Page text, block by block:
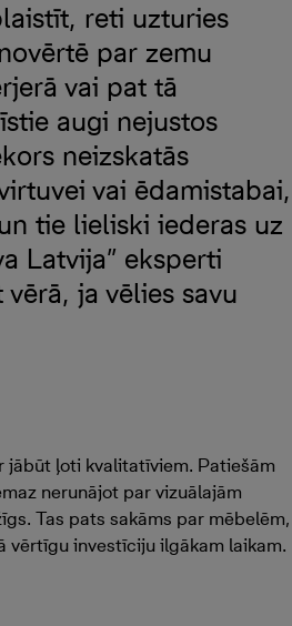
reti uzturies
par zemu
vai pat tā
augi nejustos
neizskatās
vai ēdamistabai,
tie lieliski iederas uz
Latvija” eksperti
ja vēlies savu
jābūt ļoti kvalitatīviem. Patiešām
nerunājot par vizuālajām
Tas pats sakāms par mēbelēm,
vērtīgu investīciju ilgākam laikam.